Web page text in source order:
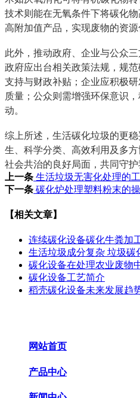
技术则能在无氧条件下将碳化
高附加值产品，实现废物的资源
此外，推动政府、企业与公众
政府应出台相关政策法规，规
支持与财政补贴；企业应积极
质量；公众则需增强环保意识
动。
综上所述，生活碳化垃圾的更
生、科学分类、高效利用及多
社会共治的良好局面，共同守护
上一条 生活垃圾无害化处理的
下一条 碳化炉处理塑料粉末的
【相关文章】
连续碳化设备碳化牛粪加
生活垃圾成分复杂 垃圾
碳化设备在处理农业废物
碳化设备工艺简介
稻壳碳化设备未来发展趋
网站首页
产品中心